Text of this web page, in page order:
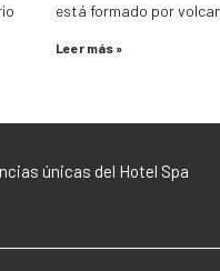
está formado por
Leer más »
únicas del Hotel Spa